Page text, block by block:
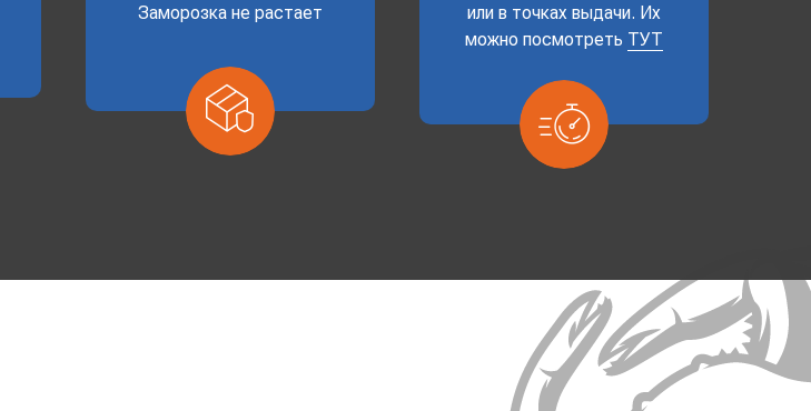
Заморозка не растает
или в точках выдачи. Их
можно посмотреть ТУТ